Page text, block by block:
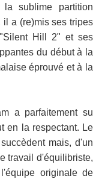
sublime partition
a (re)mis ses tripes
Hill 2" et ses
du début à la
éprouvé et à la
a parfaitement su
en la respectant. Le
mais, d'un
travail d'équilibriste,
originale de